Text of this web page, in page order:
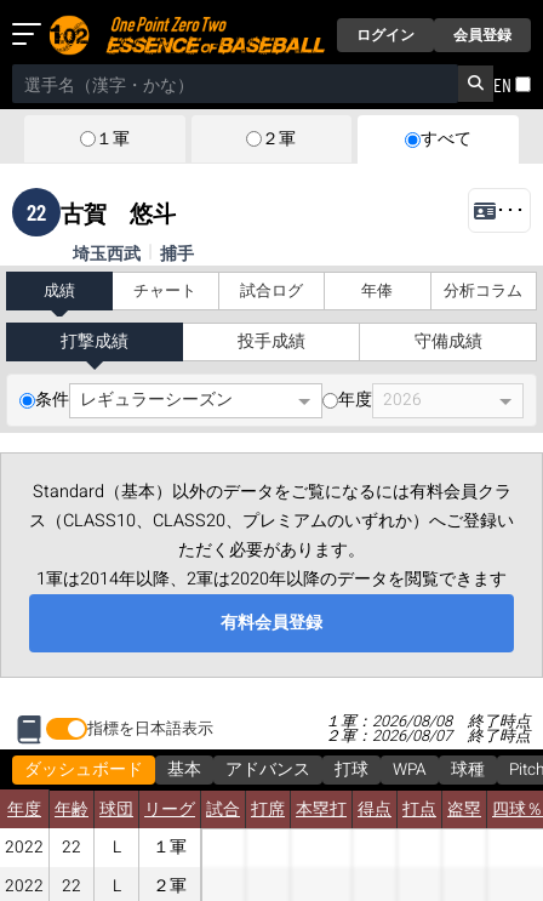
ログイン 会員登録
EN
１軍 ２軍 すべて
22 古賀 悠斗
埼玉西武 捕手
･･･
成績 チャート 試合ログ 年俸 分析コラム
打撃成績 投手成績 守備成績
条件 年度
Standard（基本）以外のデータをご覧になるには有料会員クラ
ス（CLASS10、CLASS20、プレミアムのいずれか）へご登録い
ただく必要があります。
1軍は2014年以降、2軍は2020年以降のデータを閲覧できます
有料会員登録
指標を日本語表示 １軍：2026/08/08 終了時点
２軍：2026/08/07 終了時点
ダッシュボード 基本 アドバンス 打球 WPA 球種
年度 年齢 球団 リーグ 試合 打席 本塁打 得点 打点 盗塁 四球％
2022
22 L
１軍
2022
22 L
２軍